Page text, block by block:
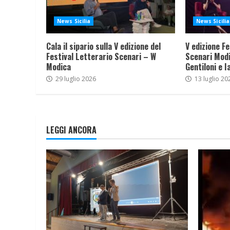
News Sicilia
Cala il sipario sulla V edizione del
Festival Letterario Scenari – W
Modica
29 luglio 2026
News Sicilia
V edizione
Scenari
Gentiloni e
13 luglio
LEGGI ANCORA